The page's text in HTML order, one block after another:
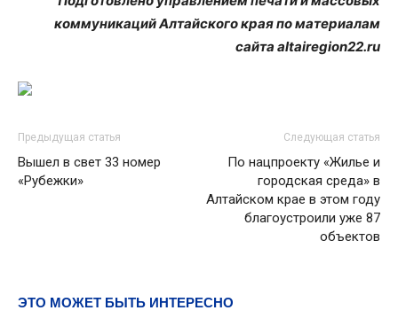
коммуникаций Алтайского края по материалам
сайта altairegion22.ru
Предыдущая статья
Вышел в свет 33 номер
«Рубежки»
Следующая статья
По нацпроекту «Жилье и
городская среда» в
Алтайском крае в этом году
благоустроили уже 87
объектов
ЭТО МОЖЕТ БЫТЬ ИНТЕРЕСНО